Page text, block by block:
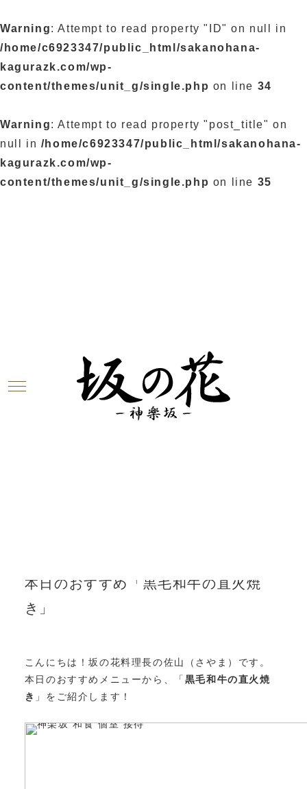
Warning: Attempt to read property "ID" on null in
/home/c6923347/public_html/sakanohana-
kagurazk.com/wp-
content/themes/unit_g/single.php on line 34
Warning: Attempt to read property "post_title" on
null in /home/c6923347/public_html/sakanohana-
kagurazk.com/wp-
content/themes/unit_g/single.php on line 35
/home/c6923347/public_html/sakanohana-
kagurazk.com/wp-
content/themes/unit_g/blogbody.php
本日のおすすめ「黒毛和牛の直火焼
き」
こんにちは！坂の花料理長の佐山（さやま）です。
本日のおすすめメニューから、「 黒毛和牛の直火焼
き 」をご紹介します！